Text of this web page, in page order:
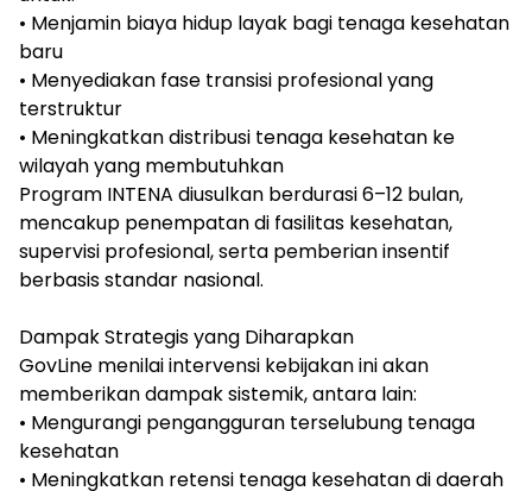
• Menjamin biaya hidup layak bagi tenaga kesehatan
baru
• Menyediakan fase transisi profesional yang
terstruktur
• Meningkatkan distribusi tenaga kesehatan ke
wilayah yang membutuhkan
Program INTENA diusulkan berdurasi 6–12 bulan,
mencakup penempatan di fasilitas kesehatan,
supervisi profesional, serta pemberian insentif
berbasis standar nasional.
Dampak Strategis yang Diharapkan
GovLine menilai intervensi kebijakan ini akan
memberikan dampak sistemik, antara lain:
• Mengurangi pengangguran terselubung tenaga
kesehatan
• Meningkatkan retensi tenaga kesehatan di daerah